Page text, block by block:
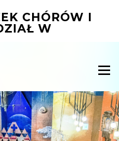
CHÓRÓW I
W
Menu